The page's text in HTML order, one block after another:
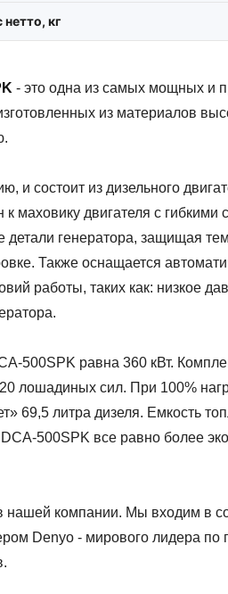
нетто, кг
- это одна из самых мощных и
из материалов
и состоит из дизельного
маховику двигателя с
детали генератора, защищая
Также оснащается
работы, таких как: низкое
500SPK равна 360 кВт.
лошадиных сил. При 100%
69,5 литра дизеля. Емкость
500SPK все равно более
нашей компании. Мы входим в
Denyo - мирового лидера по